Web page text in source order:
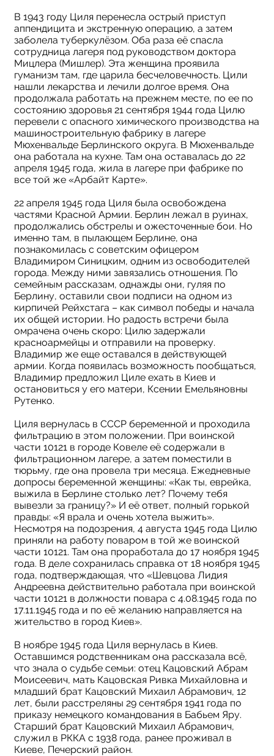
В 1943 году Циля перенесла острый приступ
аппендицита и экстренную операцию, а затем
заболела туберкулёзом. Оба раза её спасла
сотрудница лагеря под руководством доктора
Мицлера (Мишлер). Эта женщина проявила
гуманизм там, где царила бесчеловечность. Цили
нашли лекарства и лечили долгое время. Она
продолжала работать на прежнем месте, по ее по
состоянию здоровья 21 сентября 1944 года Цилю
перевели с опасного химического производства на
машиностроительную фабрику в лагере
Мюхенвальде Берлинского округа. В Мюхенвальде
она работала на кухне. Там она оставалась до 22
апреля 1945 года, жила в лагере при фабрике по
все той же «Арбайт Карте».
22 апреля 1945 года Циля была освобождена
частями Красной Армии. Берлин лежал в руинах,
продолжались обстрелы и ожесточенные бои. Но
именно там, в пылающем Берлине, она
познакомилась с советским офицером
Владимиром Синицким, одним из освободителей
города. Между ними завязались отношения. По
семейным рассказам, однажды они, гуляя по
Берлину, оставили свои подписи на одном из
кирпичей Рейхстага – как символ победы и начала
их общей истории. Но радость встречи была
омрачена очень скоро: Цилю задержали
красноармейцы и отправили на проверку.
Владимир же еще оставался в действующей
армии. Когда появилась возможность пообщаться,
Владимир предложил Циле ехать в Киев и
остановиться у его матери, Ксении Емельяновны
Рутенко.
Циля вернулась в СССР беременной и проходила
фильтрацию в этом положении. При воинской
части 10121 в городе Ковеле её содержали в
фильтрационном лагере, а затем поместили в
тюрьму, где она провела три месяца. Ежедневные
допросы беременной женщины: «Как ты, еврейка,
выжила в Берлине столько лет? Почему тебя
вывезли за границу?» И её ответ, полный горькой
правды: «Я врала и очень хотела выжить».
Несмотря на подозрения, 4 августа 1945 года Цилю
приняли на работу поваром в той же воинской
части 10121. Там она проработала до 17 ноября 1945
года. В деле сохранилась справка от 18 ноября 1945
года, подтверждающая, что «Шевцова Лидия
Андреевна действительно работала при воинской
части 10121 в должности повара с 4.08.1945 года по
17.11.1945 года и по её желанию направляется на
жительство в город Киев».
В ноябре 1945 года Циля вернулась в Киев.
Оставшимся родственникам она рассказала всё,
что знала о судьбе семьи: отец Кацовский Абрам
Моисеевич, мать Кацовская Ривка Михайловна и
младший брат Кацовский Михаил Абрамович, 12
лет, были расстреляны 29 сентября 1941 года по
приказу немецкого командования в Бабьем Яру.
Старший брат Кацовский Михаил Абрамович,
служил в РККА с 1938 года, ранее проживал в
Киеве, Печерский район.